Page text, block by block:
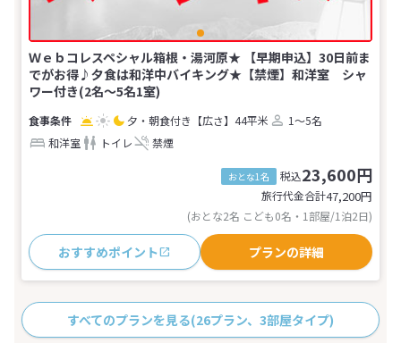
Ｗｅｂコレスペシャル箱根・湯河原★ 【早期申込】30日前ま
でがお得♪夕食は和洋中バイキング★【禁煙】和洋室 シャ
ワー付き(2名～5名1室)
夕・朝食付き 【広さ】44平米
1～5名
和洋室
トイレ 禁煙
おとな1名 税込23,600円
旅行代金合計47,200円
(おとな2名 こども0名・1部屋/1泊2日)
おすすめポイント プランの詳細
すべてのプランを見る(26プラン、3部屋タイプ)